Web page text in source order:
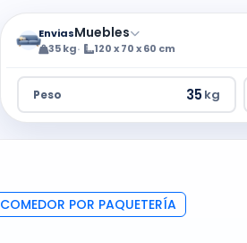
EnviasMuebles
35 kg 120 x 70 x 60 cm
Peso kg
POR PAQUETERÍA